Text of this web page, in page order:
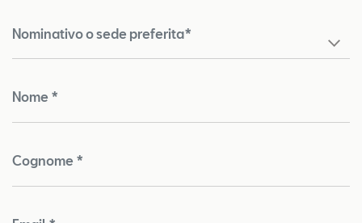
Nominativo o sede preferita*
Nome *
Cognome *